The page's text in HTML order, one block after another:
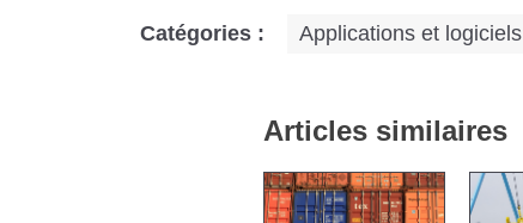
Catégories : Applications et logiciels
Articles similaires